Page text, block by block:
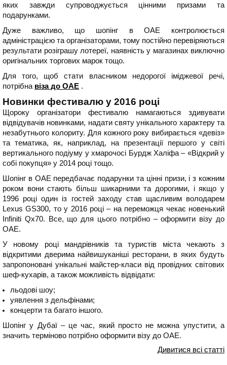
яких завжди супроводжується цінними призами та
подарунками.
Дуже важливо, що шопінг в ОАЕ контролюється
адміністрацією та організаторами, тому постійно перевіряються
результати розіграшу лотереї, наявність у магазинах виключно
оригінальних торгових марок тощо.
Для того, щоб стати власником недорогої іміджевої речі,
потрібна віза до ОАЕ .
Новинки фестивалю у 2016 році
Щороку організатори фестивалю намагаються здивувати
відвідувачів новинками, надати святу унікального характеру та
незабутнього колориту. Для кожного року вибирається «девіз»
та тематика, як, наприклад, на презентації першого у світі
вертикального подіуму у хмарочосі Бурдж Халіфа – «Відкрий у
собі покупця» у 2014 році тощо.
Шопінг в ОАЕ передбачає подарунки та цінні призи, і з кожним
роком вони стають більш шикарними та дорогими, і якщо у
1996 році один із гостей заходу став щасливим володарем
Lexus GS300, то у 2016 році – на переможця чекає новенький
Infiniti Qx70. Все, що для цього потрібно – оформити візу до
ОАЕ.
У новому році мандрівників та туристів міста чекають з
відкритими дверима найвишуканіші ресторани, в яких будуть
запропоновані унікальні майстер-класи від провідних світових
шеф-кухарів, а також можливість відвідати:
льодові шоу;
уявлення з дельфінами;
концерти та багато іншого.
Шопінг у Дубаї – це час, який просто не можна упустити, а
значить терміново потрібно оформити візу до ОАЕ.
Дивитися всі статті